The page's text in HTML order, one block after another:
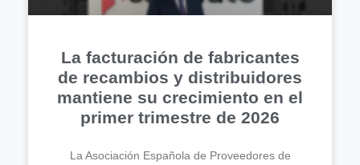
La facturación de fabricantes
de recambios y distribuidores
mantiene su crecimiento en el
primer trimestre de 2026
La Asociación Española de Proveedores de